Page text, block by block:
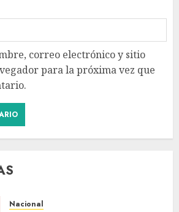
correo electrónico y sitio
para la próxima vez que
Nacional